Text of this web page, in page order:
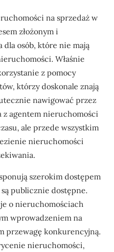
na sprzedaż w
złożonym i
dla osób, które nie mają
Właśnie
z pomocy
którzy doskonale znają
nawigować przez
z agentem nieruchomości
ale przede wszystkim
nieruchomości
szerokim dostępem
publicznie dostępne.
o nieruchomościach
wprowadzeniem na
przewagę konkurencyjną.
nieruchomości,